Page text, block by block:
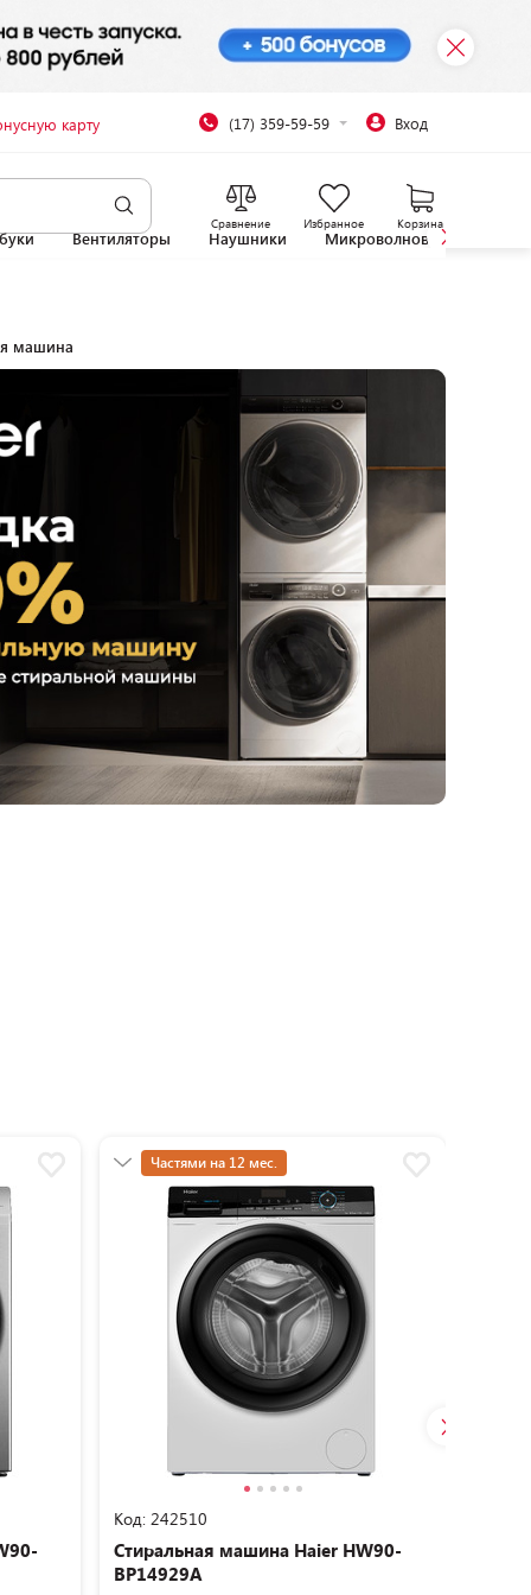
карту (17) 359-59-59 Вход
Сравнение Избранное Корзина
Вентиляторы Наушники Микроволновые печи
машина
Частями на 12 мес.
-20% на сушильную машину
Код: 242510
Стиральная машина Haier HW90-
BP14929A